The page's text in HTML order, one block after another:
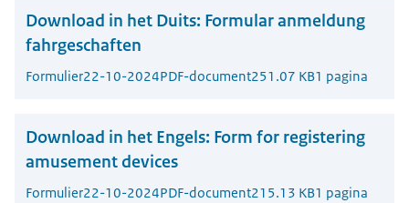
Download in het Duits: Formular anmeldung
fahrgeschaften
Formulier22-10-2024PDF-document251.07 KB1 pagina
Download in het Engels: Form for registering
amusement devices
Formulier22-10-2024PDF-document215.13 KB1 pagina